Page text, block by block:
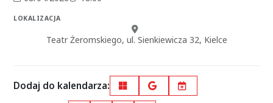
Data rozpoczęcia:Godzina rozpoczęcia:
LOKALIZACJA
Miejsce:
Teatr Żeromskiego, ul. Sienkiewicza 32, Kielce
Dodaj do kalendarza: OutlookGoogle Calendar
iCal